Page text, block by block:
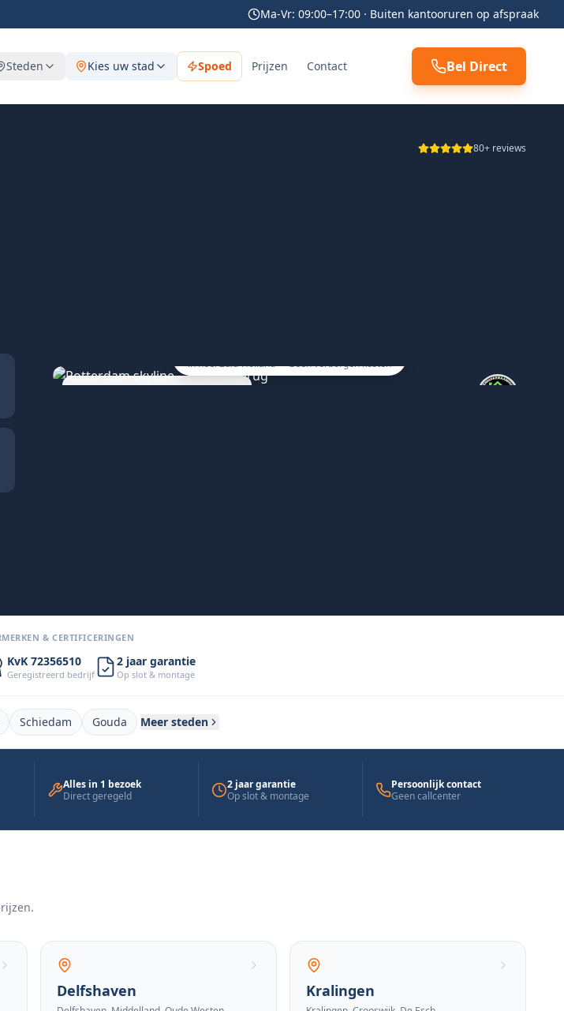
Ma-Vr: 09:00–17:00 · Buiten kantooruren op afspraak
Steden Kies uw stad Spoed Prijzen Contact Bel Direct
80+ reviews
in heel Zuid-Holland ✓ Geen verborgen kosten
& CERTIFICERINGEN
KvK 72356510
Geregistreerd bedrijf
2 jaar garantie
Op slot & montage
Schiedam Gouda Meer steden
Alles in 1 bezoek
Direct geregeld
2 jaar garantie
Op slot & montage
Persoonlijk contact
Geen callcenter
Delfshaven Kralingen